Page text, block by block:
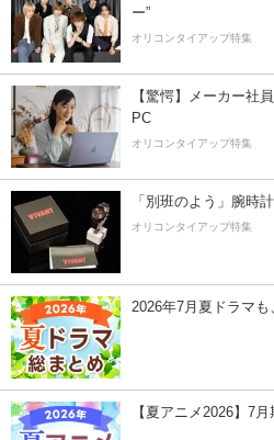
ー”
オリコンタイアップ特集
【驚愕】メーカー社
PC
オリコンタイアップ特集
「別班のよう」腕時
オリコンタイアップ特集
2026年7月夏ドラマも
【夏アニメ2026】7